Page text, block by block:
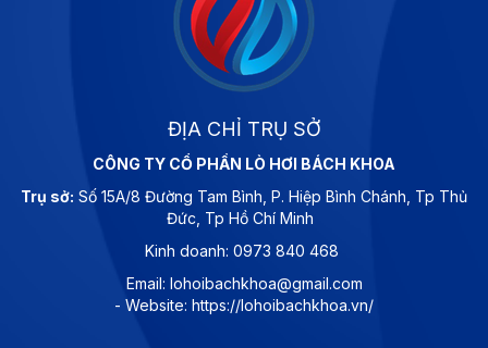
ĐỊA CHỈ TRỤ SỞ
CÔNG TY CỔ PHẦN LÒ HƠI BÁCH KHOA
Trụ sở: Số 15A/8 Đường Tam Bình, P. Hiệp Bình Chánh, Tp Thủ
Đức, Tp Hồ Chí Minh
Kinh doanh: 0973 840 468
Email: lohoibachkhoa@gmail.com
- Website: https://lohoibachkhoa.vn/